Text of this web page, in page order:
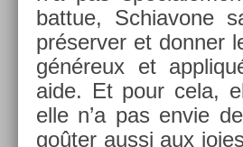
bat­tue, Schiavone
préserv­er et donn­er
généreux et
aide. Et pour cela,
elle n’a pas envie
goûter aussi aux